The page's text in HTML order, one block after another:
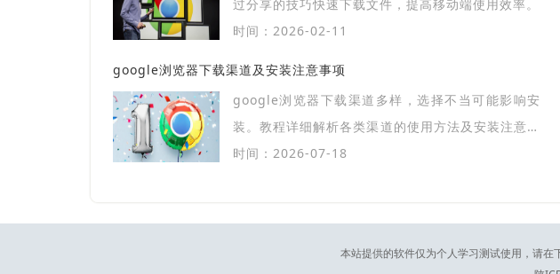
过分享的技巧快速下载文件，提高移动端使用效率。
时间：2026-02-11
google浏览器下载渠道及安装注意事项
google浏览器下载渠道多样，选择不当可能影响安
装。教程详细解析各类渠道的使用方法及安装注意事
项，帮助用户顺利下载安装，提高浏览器使用效率。
时间：2026-07-18
本站提供的软件仅为个人学习测试使用，请在